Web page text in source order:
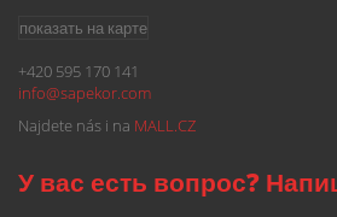
показать на карте
+420 595 170 141
info@sapekor.com
Najdete nás i na MALL.CZ
У вас есть вопрос?